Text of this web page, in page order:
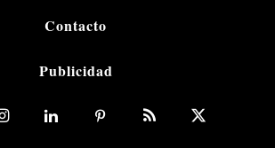
Contacto
Publicidad